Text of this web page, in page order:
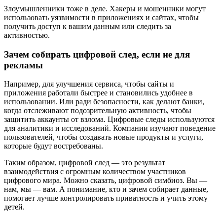
Злоумышленники тоже в деле. Хакеры и мошенники могут
использовать уязвимости в приложениях и сайтах, чтобы
получить доступ к вашим данным или следить за
активностью.
Зачем собирать цифровой след, если не для
рекламы
Например, для улучшения сервиса, чтобы сайты и
приложения работали быстрее и становились удобнее в
использовании. Или ради безопасности, как делают банки,
когда отслеживают подозрительную активность, чтобы
защитить аккаунты от взлома. Цифровые следы используются
для аналитики и исследований. Компании изучают поведение
пользователей, чтобы создавать новые продукты и услуги,
которые будут востребованы.
Таким образом, цифровой след — это результат
взаимодействия с огромным количеством участников
цифрового мира. Можно сказать, цифровой симбиоз. Вы —
нам, мы — вам. А понимание, кто и зачем собирает данные,
помогает лучше контролировать приватность и учить этому
детей.